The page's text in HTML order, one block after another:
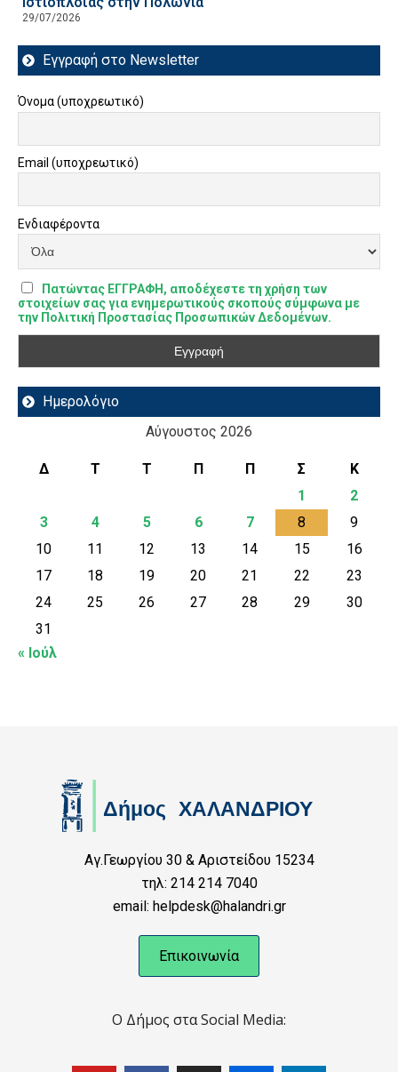
29/07/2026
Εγγραφή στο Newsletter
Όνομα (υποχρεωτικό)
Email (υποχρεωτικό)
Ενδιαφέροντα
Πατώντας ΕΓΓΡΑΦΗ, αποδέχεστε τη χρήση των
στοιχείων σας για ενημερωτικούς σκοπούς σύμφωνα με
την Πολιτική Προστασίας Προσωπικών Δεδομένων.
Ημερολόγιο
Αύγουστος 2026
Δ Τ Τ Π Π Σ
Κ
1
2
3
4 5 6 7 8
9
10
11 12 13 14 15
16
17
18 19 20 21 22
23
24
25 26 27 28 29
30
31
« Ιούλ
Αγ.Γεωργίου 30 & Αριστείδου 15234
τηλ: 214 214 7040
email: helpdesk@halandri.gr
Επικοινωνία
Ο Δήμος στα Social Media: